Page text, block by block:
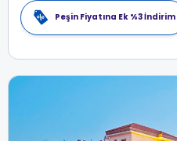
Peşin Fiyatına Ek %3 İndirim